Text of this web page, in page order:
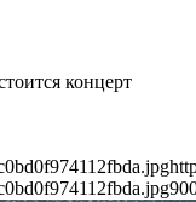
концерт